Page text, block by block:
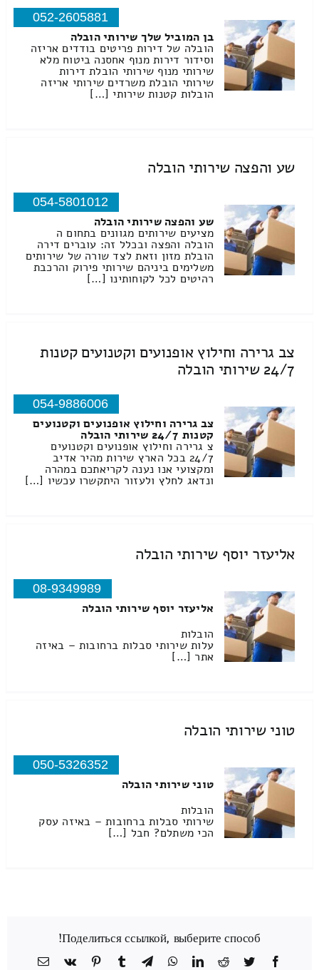
052-2605881
בן המוביל שלך שירותי הובלה
הובלה של דירות פריטים בודדים אריזה
וסידור דירות מנוף אחסנה ביטוח מלא
שירותי מנוף שירותי הובלת דירות
שירותי הובלת משרדים שירותי אריזה
הובלות קטנות שירותי […]
שע והפצה שירותי הובלה
054-5801012
שע והפצה שירותי הובלה
מציעים שירותים מגוונים בתחום ה
הובלה והפצה ובכלל זה: עוברים דירה
הובלת מזון וזאת לצד שורה של שירותים
משלימים ביניהם שירותי פירוק והרכבת
רהיטים לכל לקוחותינו […]
צב גרירה וחילוץ אופנועים וקטנועים קטנות
24/7 שירותי הובלה
054-9886006
צב גרירה וחילוץ אופנועים וקטנועים
קטנות 24/7 שירותי הובלה
צ גרירה וחילוץ אופנועים וקטנועים
24/7 בכל הארץ שירות מהיר אדיב
ומקצועי אנו נענה לקריאתכם במהרה
ונדאג לחלץ ולעזור היתקשרו עכשיו […]
אליעזר יוסף שירותי הובלה
08-9349989
אליעזר יוסף שירותי הובלה
הובלות
עלות שירותי סבלות ברחובות – באיזה
אתר […]
טוני שירותי הובלה
050-5326352
טוני שירותי הובלה
הובלות
שירותי סבלות ברחובות – באיזה עסק
הכי משתלם? חבל […]
Поделиться ссылкой, выберите способ!
Facebook
Twitter
Reddit
LinkedIn
WhatsApp
Telegram
Tumblr
Pinterest
Vk
כתובת